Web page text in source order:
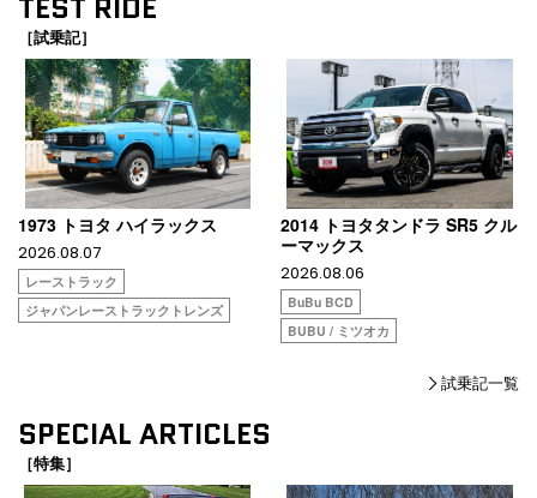
［試乗記］
1973 トヨタ ハイラックス
2026.08.07
レーストラック
ジャパンレーストラックトレンズ
2014 トヨタタンドラ SR5 クル
ーマックス
2026.08.06
BuBu BCD
BUBU / ミツオカ
試乗記一覧
SPECIAL ARTICLES
［特集］